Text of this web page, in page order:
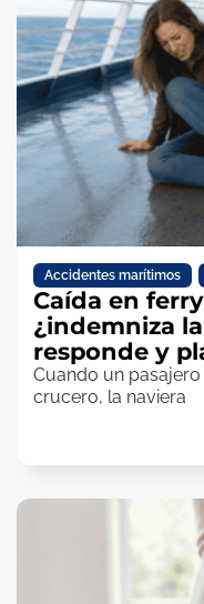
Accidentes marítimos
Caída en
¿indemniza
responde y
Cuando un
crucero, la naviera